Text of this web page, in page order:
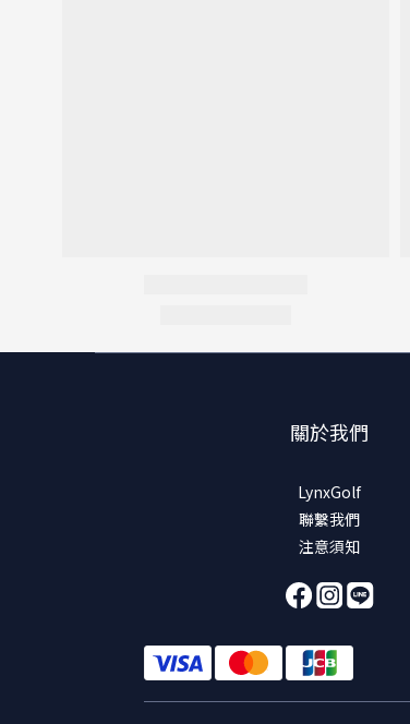
關於我們
LynxGolf
聯繫我們
注意須知